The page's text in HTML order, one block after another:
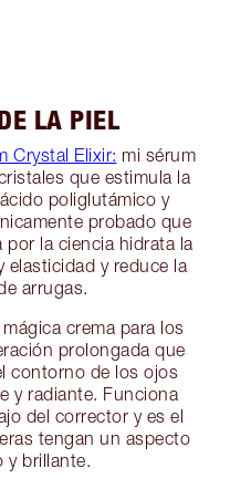
LA PIEL
Crystal Elixir: mi sérum
que estimula la
poliglutámico y
probado que
por la ciencia hidrata la
elasticidad y reduce la
arrugas.
mágica crema para los
prolongada que
contorno de los ojos
y radiante. Funciona
del corrector y es el
tengan un aspecto
y brillante.